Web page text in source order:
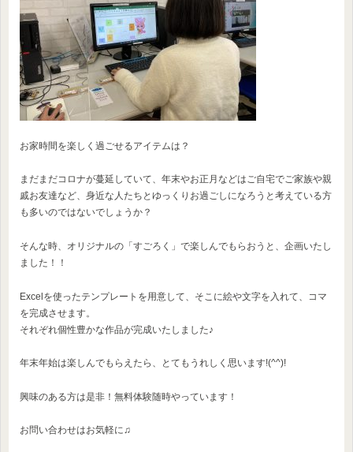
お家時間を楽しく過ごせるアイテムは？
まだまだコロナが蔓延していて、年末やお正月などはご自宅でご家族や親
戚お友達など、身近な人たちとゆっくりお過ごしになろうと考えている方
も多いのではないでしょうか？
そんな時、オリジナルの「すごろく」で楽しんでもらおうと、企画いたし
ました！！
Excelを使ったテンプレートを用意して、そこに絵や文字を入れて、コマ
を完成させます。
それぞれ個性豊かな作品が完成いたしました♪
年末年始は楽しんでもらえたら、とてもうれしく思います!(^^)!
興味のある方は是非！無料体験随時やっています！
お問い合わせはお気軽に♫